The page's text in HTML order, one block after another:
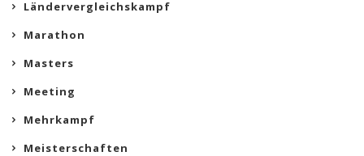
Ländervergleichskampf
Marathon
Masters
Meeting
Mehrkampf
Meisterschaften